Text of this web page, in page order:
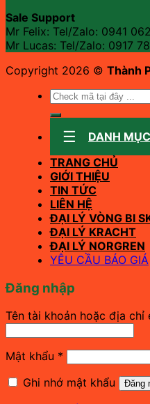
Sale Support
Mr Felix: Tel/Zalo: 0941
Mr Lucas: Tel/Zalo: 0917
Copyright 2026 © Thành
Tìm
kiếm:
DANH
TRANG CHỦ
GIỚI THIỆU
TIN TỨC
LIÊN HỆ
ĐẠI LÝ VÒNG BI
ĐẠI LÝ KRACHT
ĐẠI LÝ NORGREN
YÊU CẦU BÁO GIÁ
Đăng nhập
Tên tài khoản hoặc địa chỉ
Mật khẩu *
Ghi nhớ mật khẩu
Đăng